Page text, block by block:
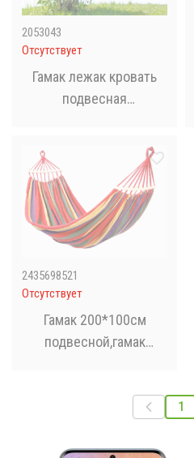
2053043
Отсутствует
Гамак лежак кровать
подвесная
чехлом 240х150 см
2435698521
Отсутствует
Гамак 200*100см
подвесной,гамак
1